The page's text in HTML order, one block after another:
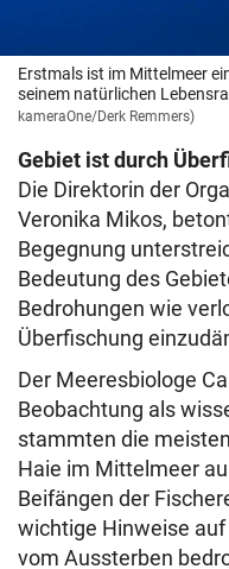
Erstmals ist im Mittelmeer
seinem natürlichen
kameraOne/Derk Remmers)
Gebiet ist durch
Die Direktorin der
Veronika Mikos,
Begegnung
Bedeutung des
Bedrohungen wie
Überfischung
Der Meeresbiologe
Beobachtung als
stammten die
Haie im Mittelmeer
Beifängen der
wichtige Hinweise
vom Aussterben